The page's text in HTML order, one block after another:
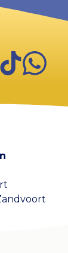
WhatsApp